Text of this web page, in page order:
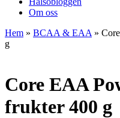
Om oss
Hem » BCAA & EAA »
g
Core EAA
frukter 400 g